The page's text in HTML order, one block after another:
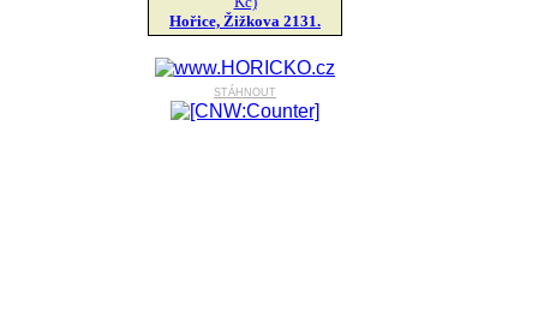
Hořice, Žižkova 2131.
stáhnout